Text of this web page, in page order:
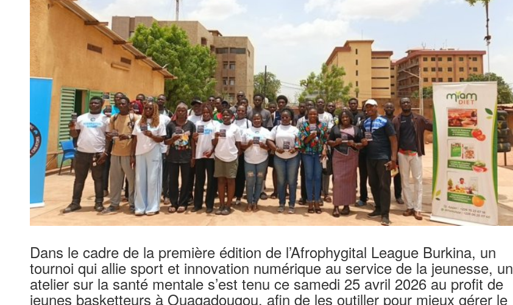
Dans le cadre de la première édition de l’Afrophygital League Burkina, un
tournoi qui allie sport et innovation numérique au service de la jeunesse, un
atelier sur la santé mentale s’est tenu ce samedi 25 avril 2026 au profit de
jeunes basketteurs à Ouagadougou, afin de les outiller pour mieux gérer le